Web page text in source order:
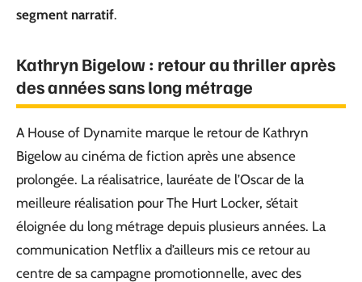
segment narratif.
Kathryn Bigelow : retour au thriller après
des années sans long métrage
A House of Dynamite marque le retour de Kathryn
Bigelow au cinéma de fiction après une absence
prolongée. La réalisatrice, lauréate de l’Oscar de la
meilleure réalisation pour The Hurt Locker, s’était
éloignée du long métrage depuis plusieurs années. La
communication Netflix a d’ailleurs mis ce retour au
centre de sa campagne promotionnelle, avec des